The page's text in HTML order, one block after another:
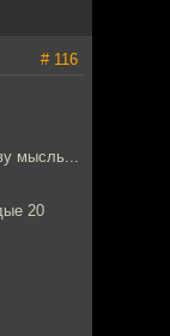
# 116
мысль...
20